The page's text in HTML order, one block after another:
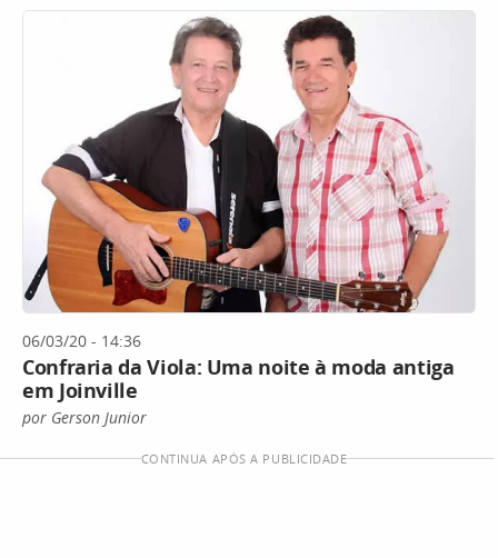
06/03/20 - 14:36
Confraria da Viola: Uma noite à moda antiga
em Joinville
por Gerson Junior
CONTINUA APÓS A PUBLICIDADE